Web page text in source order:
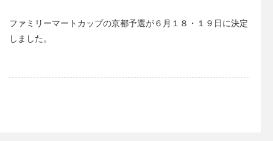
ファミリーマートカップの京都予選が６月１８・１９日に決定
しました。